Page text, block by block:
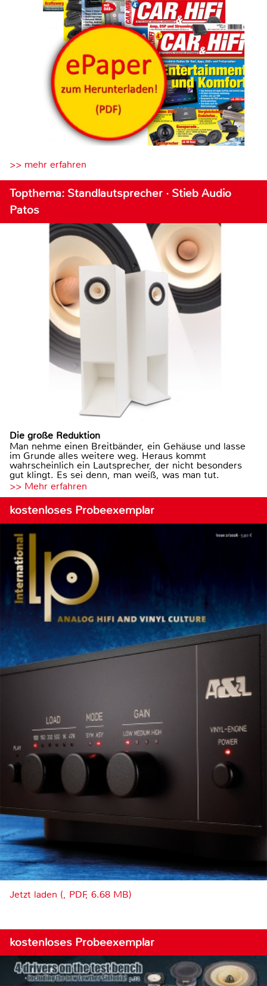
>> mehr erfahren
Topthema: Standlautsprecher · Stieb Audio
Patos
Die große Reduktion
Man nehme einen Breitbänder, ein Gehäuse und lasse
im Grunde alles weitere weg. Heraus kommt
wahrscheinlich ein Lautsprecher, der nicht besonders
gut klingt. Es sei denn, man weiß, was man tut.
>> Mehr erfahren
kostenloses Probeexemplar
Jetzt laden (, PDF, 6.68 MB)
kostenloses Probeexemplar